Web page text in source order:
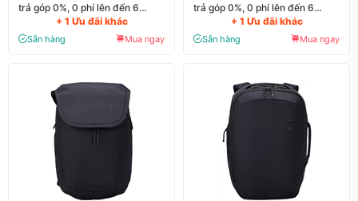
trả góp 0%, 0 phí lên đến 6
+ 1 Ưu đãi khác
Sẵn hàng Mua ngay
trả góp 0%, 0 phí lên đến 6
+ 1 Ưu đãi khác
Sẵn hàng Mua ngay